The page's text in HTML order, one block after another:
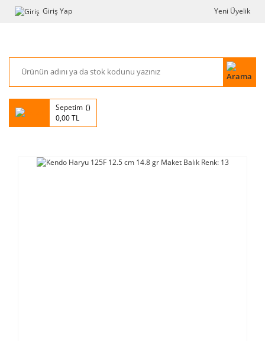
Giriş Yap Yeni Üyelik
Sepetim
0,00 TL